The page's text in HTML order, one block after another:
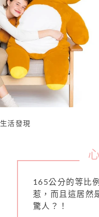
生活發現
165公分的等比
惹，而且這居然
驚人？！